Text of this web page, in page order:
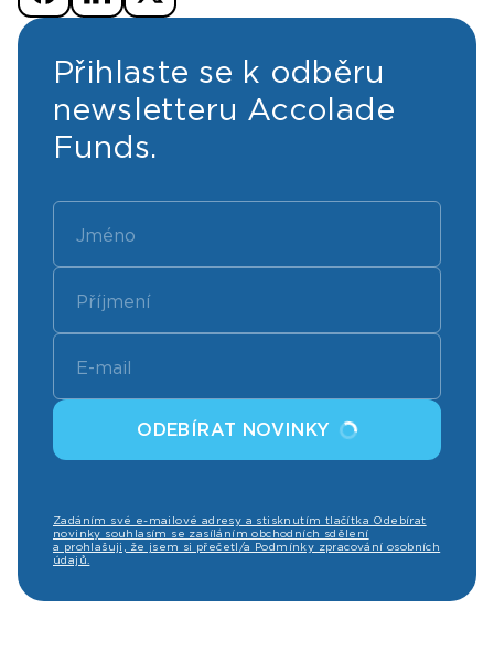
Přihlaste se k odběru
newsletteru Accolade
Funds.
ODEBÍRAT NOVINKY
Zadáním své e-mailové adresy a stisknutím tlačítka Odebírat
novinky souhlasím se zasíláním obchodních sdělení
a prohlašuji, že jsem si přečetl/a Podmínky zpracování osobních
údajů.